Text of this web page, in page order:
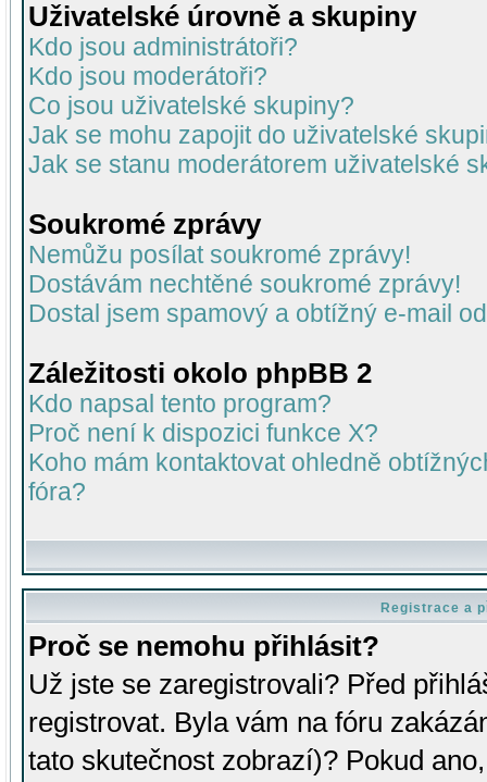
Uživatelské úrovně a skupiny
Kdo jsou administrátoři?
Kdo jsou moderátoři?
Co jsou uživatelské skupiny?
Jak se mohu zapojit do uživatelské
Jak se stanu moderátorem uživatelské
Soukromé zprávy
Nemůžu posílat soukromé zprávy!
Dostávám nechtěné soukromé zprávy!
Dostal jsem spamový a obtížný e-mail
Záležitosti okolo phpBB 2
Kdo napsal tento program?
Proč není k dispozici funkce X?
Koho mám kontaktovat ohledně
fóra?
Registrace a
Proč se nemohu přihlásit?
Už jste se zaregistrovali? Před
registrovat. Byla vám na fóru
tato skutečnost zobrazí)? Pokud